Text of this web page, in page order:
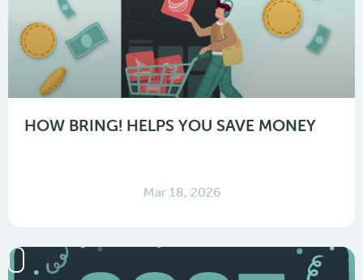
HOW BRING! HELPS YOU SAVE MONEY
Mar 18, 2026